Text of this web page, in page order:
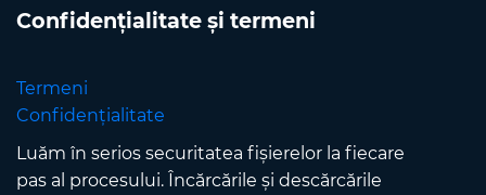
Confidențialitate și termeni
Termeni
Confidențialitate
Luăm în serios securitatea fișierelor la fiecare
pas al procesului. Încărcările și descărcările